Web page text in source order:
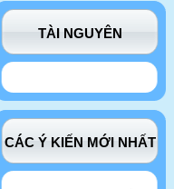
TÀI NGUYÊN
CÁC Ý KIẾN MỚI NHẤT